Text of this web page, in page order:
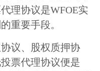
理协议是WFOE实
重要手段。
议、股权质押协
票代理协议便是